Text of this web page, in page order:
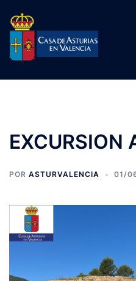
contenido
EXCURSION
POR ASTURVALENCIA 01/